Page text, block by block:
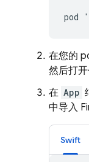
pod
在您的
然后打
在 App
中导入
Swift